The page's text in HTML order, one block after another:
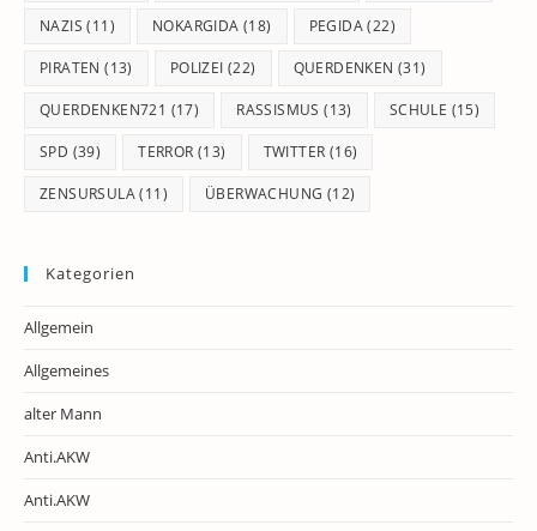
NAZIS (11) NOKARGIDA (18) PEGIDA(22)
PIRATEN (13) POLIZEI (22) QUERDENKEN (31)
QUERDENKEN721 (17) RASSISMUS (13) SCHULE (15)
SPD (39) TERROR (13) TWITTER (16)
ZENSURSULA(11) ÜBERWACHUNG (12)
Kategorien
Allgemein
Allgemeines
alter Mann
Anti.AKW
Anti.AKW